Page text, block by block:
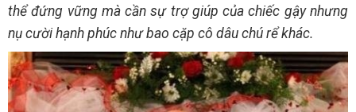
thể đứng vững mà cần sự trợ giúp của chiếc gậy nhưng
nụ cười hạnh phúc như bao cặp cô dâu chú rể khác.